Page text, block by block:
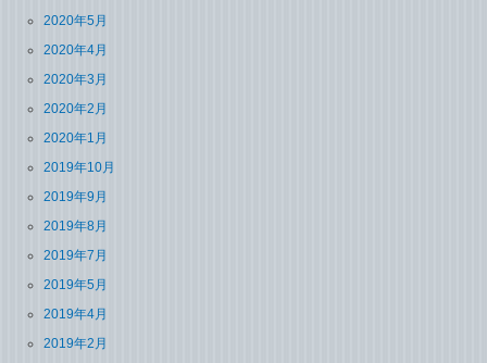
2020年5月
2020年4月
2020年3月
2020年2月
2020年1月
2019年10月
2019年9月
2019年8月
2019年7月
2019年5月
2019年4月
2019年2月